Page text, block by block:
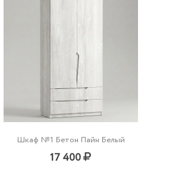
Шкаф №1 Бетон Пайн Белый
17 400